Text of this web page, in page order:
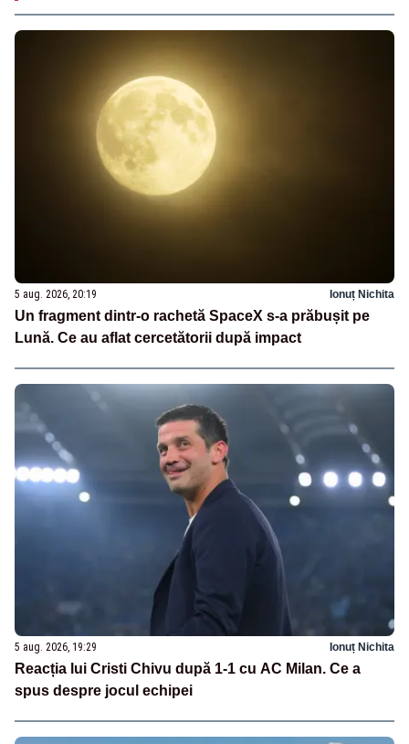
5 aug. 2026, 20:19 Ionuț Nichita
Un fragment dintr-o rachetă SpaceX s-a prăbușit pe
Lună. Ce au aflat cercetătorii după impact
5 aug. 2026, 19:29 Ionuț Nichita
Reacția lui Cristi Chivu după 1-1 cu AC Milan. Ce a
spus despre jocul echipei